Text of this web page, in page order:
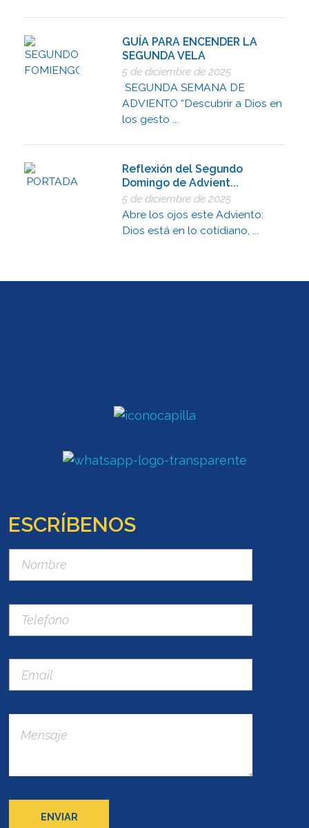
GUÍA PARA ENCENDER LA
SEGUNDA VELA
5 de diciembre de 2025
SEGUNDA SEMANA DE
ADVIENTO “Descubrir a Dios en
los gesto ...
Reflexión del Segundo
Domingo de Advient...
5 de diciembre de 2025
Abre los ojos este Adviento:
Dios está en lo cotidiano, ...
ESCRÍBENOS